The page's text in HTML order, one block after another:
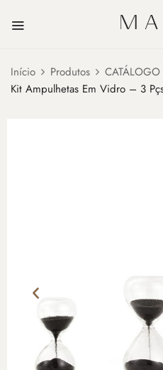
Início Produtos
Kit Ampulhetas Em Vidro – 3